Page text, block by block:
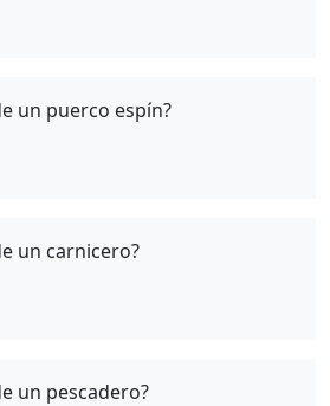
un puerco espín?
un carnicero?
un pescadero?